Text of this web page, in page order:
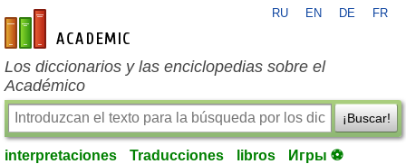
es-academic.com
RU EN DE FR
Los diccionarios y las enciclopedias sobre el
Académico
¡Buscar!
interpretaciones Traducciones libros Игры ⚽